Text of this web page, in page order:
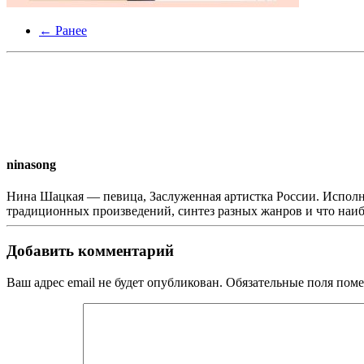
← Ранее
ninasong
Нина Шацкая — певица, Заслуженная артистка России.
традиционных произведений, синтез разных жанров и что
Добавить комментарий
Ваш адрес email не будет опубликован. Обязательные поля